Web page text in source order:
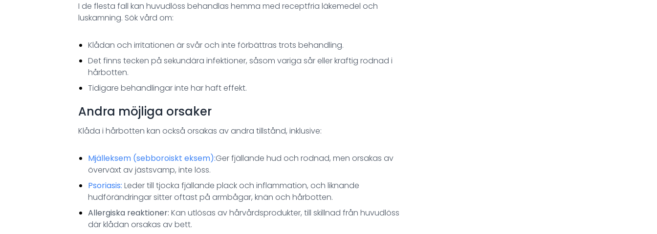
I de flesta fall kan huvudlöss behandlas hemma med receptfria läkemedel och
luskamning. Sök vård om:
Klådan och irritationen är svår och inte förbättras trots behandling.
Det finns tecken på sekundära infektioner, såsom variga sår eller kraftig rodnad i
hårbotten.
Tidigare behandlingar inte har haft effekt.
Andra möjliga orsaker
Klåda i hårbotten kan också orsakas av andra tillstånd, inklusive:
Mjälleksem (sebboroiskt eksem):Ger fjällande hud och rodnad, men orsakas av
överväxt av jästsvamp, inte löss.
Psoriasis: Leder till tjocka fjällande plack och inflammation, och liknande
hudförändringar sitter oftast på armbågar, knän och hårbotten.
Allergiska reaktioner: Kan utlösas av hårvårdsprodukter, till skillnad från huvudlöss
där klådan orsakas av bett.